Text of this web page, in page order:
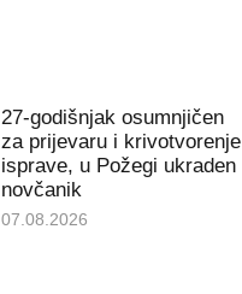
27-godišnjak osumnjičen
za prijevaru i krivotvorenje
isprave, u Požegi ukraden
novčanik
07.08.2026